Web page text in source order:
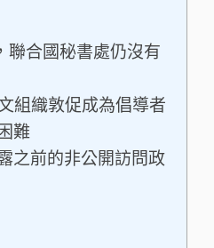
聯合國秘書處仍沒有
組織敦促成為倡導者
難
之前的非公開訪問政